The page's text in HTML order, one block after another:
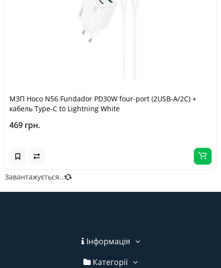
МЗП Hoco N56 Fundador PD30W four-port (2USB-A/2C) +
кабель Type-C to Lightning White
469 грн.
Завантажується...
Інформація
Категорії